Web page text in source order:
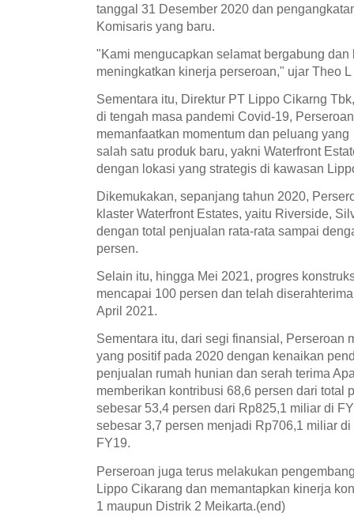
tanggal 31 Desember 2020 dan
Komisaris yang baru.
"Kami mengucapkan selamat bergabung dan
meningkatkan kinerja perseroan," ujar Theo
Sementara itu, Direktur PT Lippo Cikarng
di tengah masa pandemi Covid-19,
memanfaatkan momentum dan peluang
salah satu produk baru, yakni Waterfront
dengan lokasi yang strategis di kawasan
Dikemukakan, sepanjang tahun 2020,
klaster Waterfront Estates, yaitu Riverside,
dengan total penjualan rata-rata sampai
persen.
Selain itu, hingga Mei 2021, progres
mencapai 100 persen dan telah
April 2021.
Sementara itu, dari segi finansial, Perseroan
yang positif pada 2020 dengan kenaikan
penjualan rumah hunian dan serah terima
memberikan kontribusi 68,6 persen dari total
sebesar 53,4 persen dari Rp825,1 miliar di
sebesar 3,7 persen menjadi Rp706,1 miliar
FY19.
Perseroan juga terus melakukan
Lippo Cikarang dan memantapkan kinerja
1 maupun Distrik 2 Meikarta.(end)